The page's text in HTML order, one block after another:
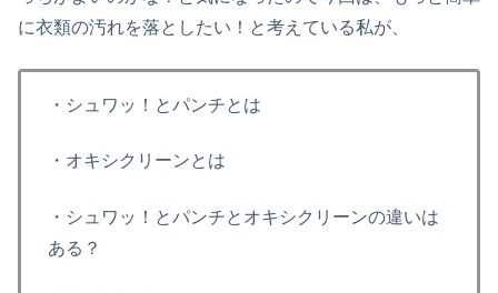
に衣類の汚れを落としたい！と考えている私が、
・シュワッ！とパンチとは
・オキシクリーンとは
・シュワッ！とパンチとオキシクリーンの違いは
ある？